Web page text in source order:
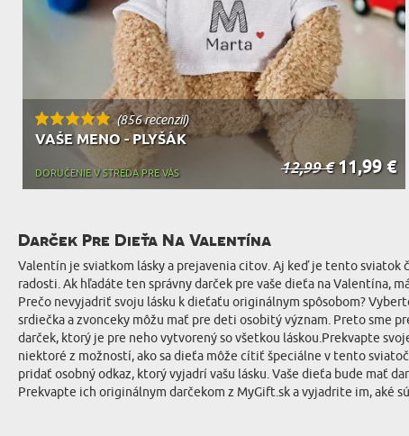
(856 recenzií)
VAŠE MENO - PLYŠÁK
12,99 €11,99 €
DORUČENIE V STREDA PRE VÁS
Darček Pre Dieťa Na Valentína
Valentín je sviatkom lásky a prejavenia citov. Aj keď je tento sviatok
radosti. Ak hľadáte ten správny darček pre vaše dieťa na Valentína,
Prečo nevyjadriť svoju lásku k dieťaťu originálnym spôsobom?
srdiečka a zvonceky môžu mať pre deti osobitý význam. Preto sme
darček, ktorý je pre neho vytvorený so všetkou láskou.Prekvapte
niektoré z možností, ako sa dieťa môže cítiť špeciálne v tento
pridať osobný odkaz, ktorý vyjadrí vašu lásku. Vaše dieťa bude mať
Prekvapte ich originálnym darčekom z MyGift.sk a vyjadrite im, aké